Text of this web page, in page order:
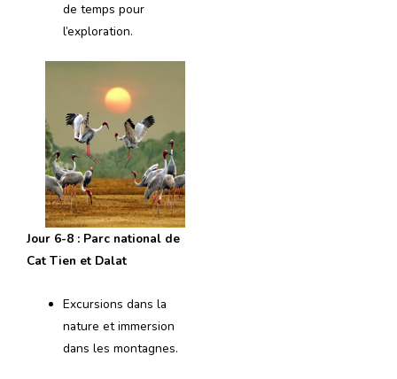
de temps pour
l’exploration.
Jour 6-8 : Parc national de
Cat Tien et Dalat
Excursions dans la
nature et immersion
dans les montagnes.